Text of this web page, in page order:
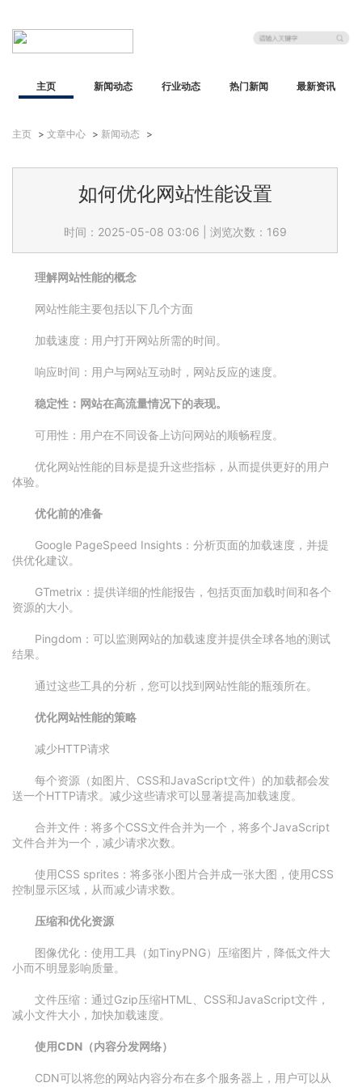
主页 新闻动态 行业动态 热门新闻 最新资讯
主页 > 文章中心 > 新闻动态 >
如何优化网站性能设置
时间：2025-05-08 03:06 浏览次数：169
理解网站性能的概念
网站性能主要包括以下几个方面
加载速度：用户打开网站所需的时间。
响应时间：用户与网站互动时，网站反应的速度。
稳定性：网站在高流量情况下的表现。
可用性：用户在不同设备上访问网站的顺畅程度。
优化网站性能的目标是提升这些指标，从而提供更好的用户
体验。
优化前的准备
Google PageSpeed Insights：分析页面的加载速度，并提
供优化建议。
GTmetrix：提供详细的性能报告，包括页面加载时间和各个
资源的大小。
Pingdom：可以监测网站的加载速度并提供全球各地的测试
结果。
通过这些工具的分析，您可以找到网站性能的瓶颈所在。
优化网站性能的策略
减少HTTP请求
每个资源（如图片、CSS和JavaScript文件）的加载都会发
送一个HTTP请求。减少这些请求可以显著提高加载速度。
合并文件：将多个CSS文件合并为一个，将多个JavaScript
文件合并为一个，减少请求次数。
使用CSS sprites：将多张小图片合并成一张大图，使用CSS
控制显示区域，从而减少请求数。
压缩和优化资源
图像优化：使用工具（如TinyPNG）压缩图片，降低文件大
小而不明显影响质量。
文件压缩：通过Gzip压缩HTML、CSS和JavaScript文件，
减小文件大小，加快加载速度。
使用CDN（内容分发网络）
CDN可以将您的网站内容分布在多个服务器上，用户可以从